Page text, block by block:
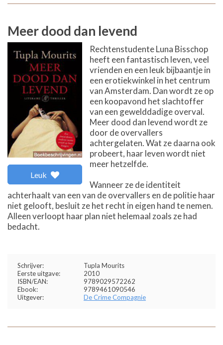
Meer dood dan levend
Leuk
Rechtenstudente Luna Bisschop
heeft een fantastisch leven, veel
vrienden en een leuk bijbaantje in
een erotiekwinkel in het centrum
van Amsterdam. Dan wordt ze op
een koopavond het slachtoffer
van een gewelddadige overval.
Meer dood dan levend wordt ze
door de overvallers
achtergelaten. Wat ze daarna ook
probeert, haar leven wordt niet
meer hetzelfde.
Wanneer ze de identiteit
achterhaalt van een van de overvallers en de politie haar
niet gelooft, besluit ze het recht in eigen hand te nemen.
Alleen verloopt haar plan niet helemaal zoals ze had
bedacht.
Schrijver:
Tupla Mourits
Eerste uitgave:
2010
ISBN/EAN:
9789029572262
Ebook:
9789461090546
Uitgever:
De Crime Compagnie